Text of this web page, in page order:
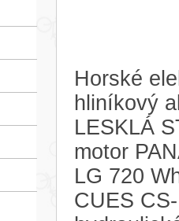
Horské
hliníkový
LESKLÁ
motor
LG 720
CUES